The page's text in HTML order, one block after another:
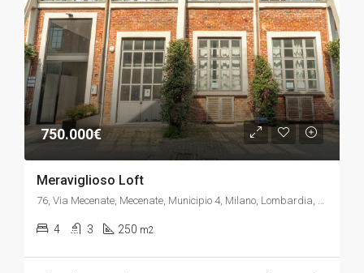
750.000€
Meraviglioso Loft
76, Via Mecenate, Mecenate, Municipio 4, Milano, Lombardia, 20138, Italia
4 3 250 m2